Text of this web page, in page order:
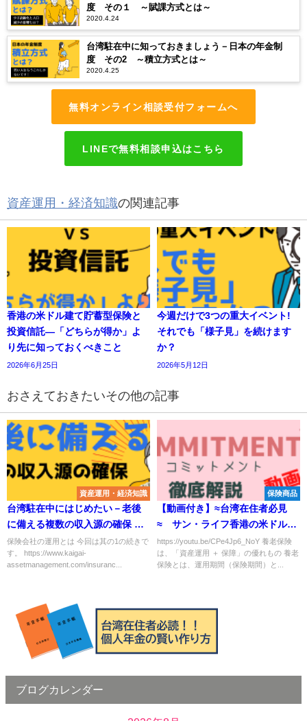
度 その１ ～賦課方式とは～
2020.4.24
台湾駐在中に知っておきましょう－日本の年金制
度 その2 ～積立方式とは～
2020.4.25
無料オンライン相談受付フォームへ
LINEで無料相談申込はこちら
資産運用・経済知識の関連記事
香港の米ドル建て貯蓄型保険と
投資信託—「どちらが得か」よ
り先に知っておくべきこと
2026年6月25日
今週だけで3つの重大イベント!
それでも「様子見」を続けます
か？
2026年5月12日
おさえておきたいその他の記事
資産運用・経済知識
台湾駐在中にはじめたい－老後
に備える複数の収入源の確保 其
の2
保険会社の運用とは 今回は其の1の続きで
す。 https://www.kaigai-
assetmanagement.com/insuranc...
保険商品
【動画付き】≈台湾在住者必見
≈ サン・ライフ香港の米ドル建
て養老保険「Commitment(コミ
ットメント）」を詳細解説
https://youtu.be/CPe4Jp6_NoY 養老保険
は、「資産運用 ＋ 保障」の優れもの 養老
保険とは、運用期間（保険期間）と...
ブログカレンダー